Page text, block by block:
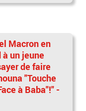
Macron en
un jeune
de faire
"Touche
à Baba"!" -